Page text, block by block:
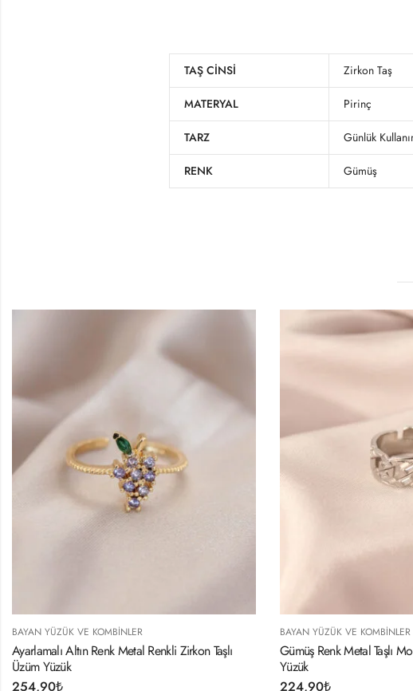
TAŞ CINSI Zirkon Taş
MATERYAL Pirinç
TARZ Günlük
RENK Gümüş
BAYAN YÜZÜK VE KOMBINLER
Gümüş Renk Metal Taşlı Model Ayarlanabilir Kadın
BAYAN YÜZÜK
Gümüş Renk